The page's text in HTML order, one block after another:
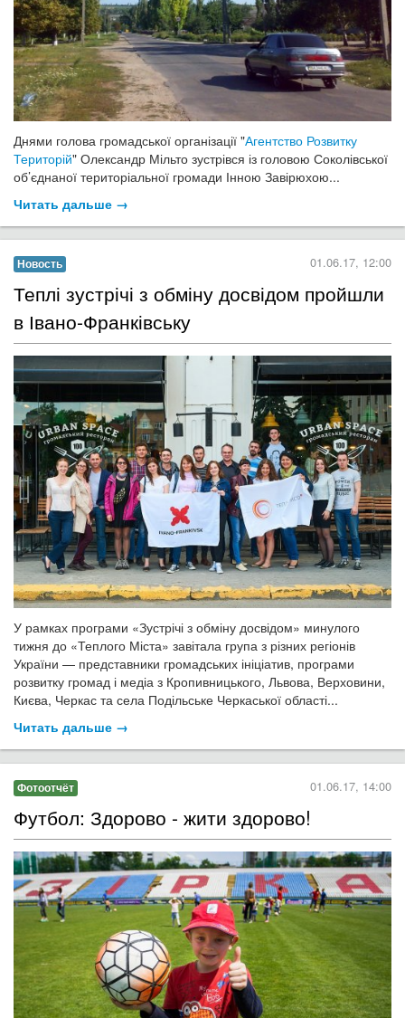
Днями голова громадської організації "Агентство Розвитку
Територій" Олександр Мільто зустрівся із головою Соколівської
об’єднаної територіальної громади Інною Завірюхою...
Читать дальше →
Новость 01.06.17, 12:00
Теплі зустрічі з обміну досвідом пройшли
в Івано-Франківську
У рамках програми «Зустрічі з обміну досвідом» минулого
тижня до «Теплого Міста» завітала група з різних регіонів
України — представники громадських ініціатив, програми
розвитку громад і медіа з Кропивницького, Львова, Верховини,
Києва, Черкас та села Подільське Черкаської області...
Читать дальше →
Фотоотчёт 01.06.17, 14:00
Футбол: Здорово - жити здорово!